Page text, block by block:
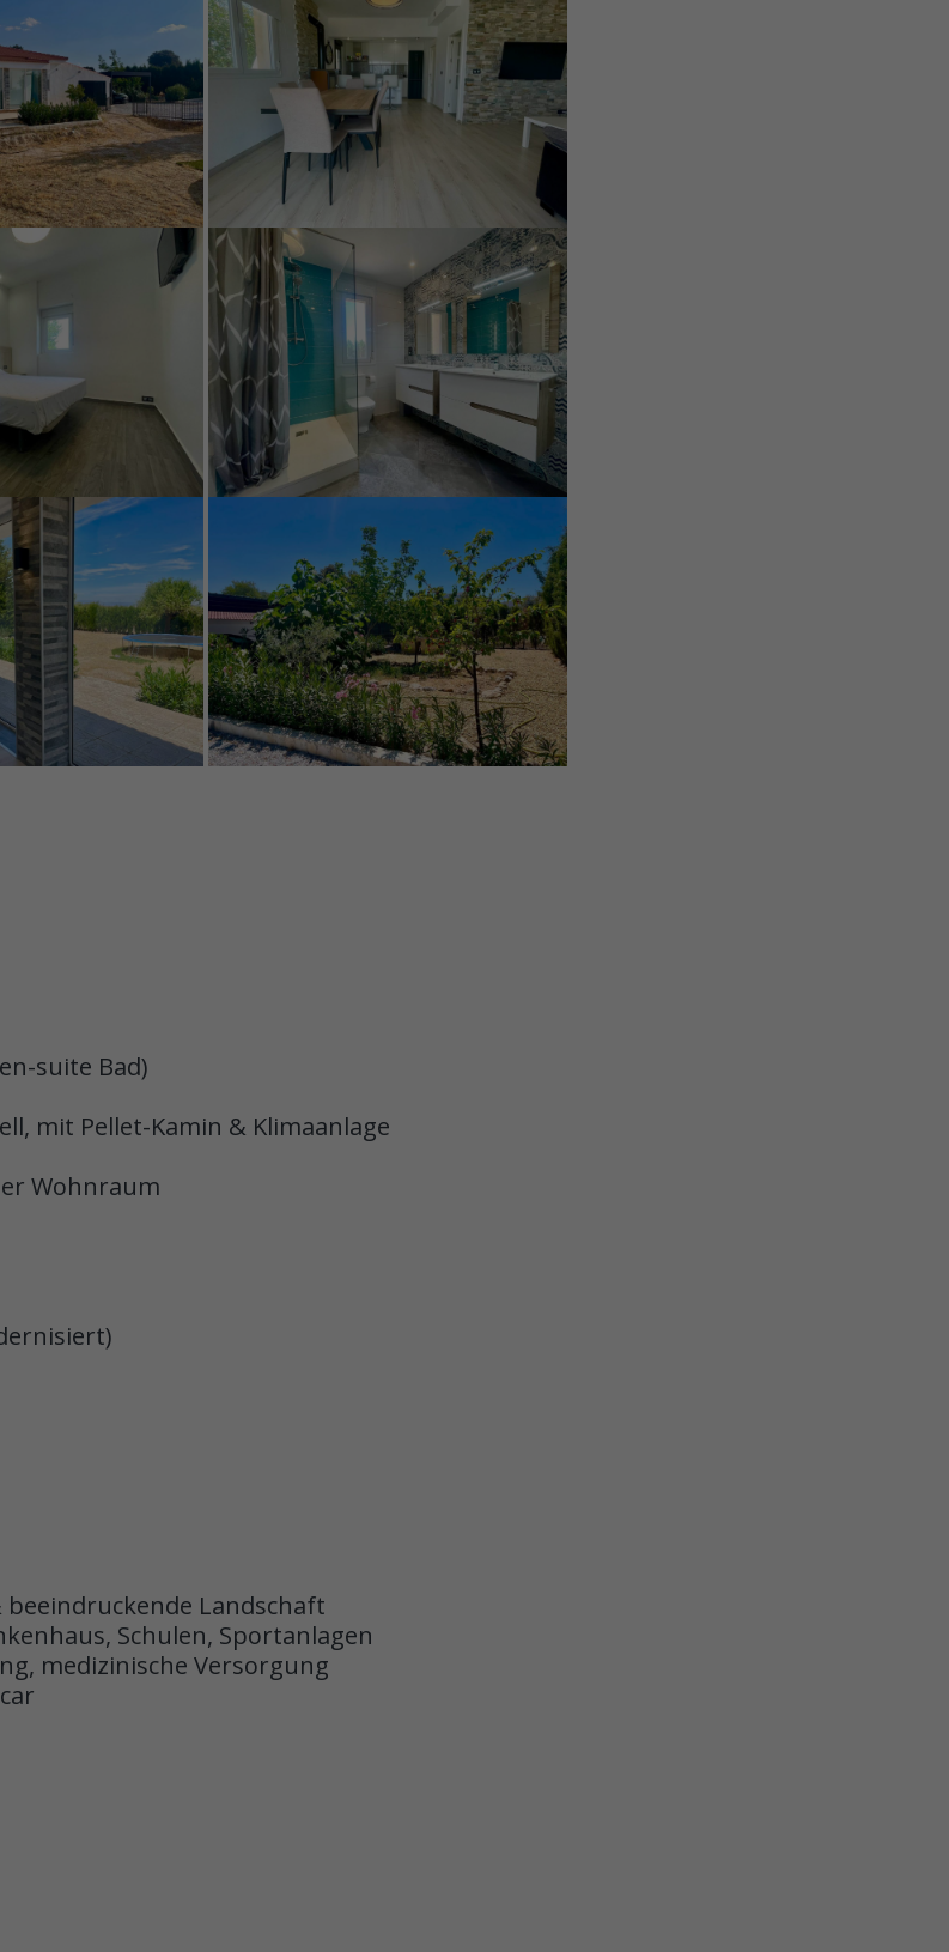
suite Bad)
mit Pellet-Kamin & Klimaanlage
Wohnraum
Landschaft
Schulen, Sportanlagen
medizinische Versorgung